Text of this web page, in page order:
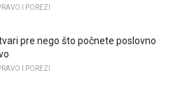
I POREZI
pre nego što počnete poslovno
I POREZI